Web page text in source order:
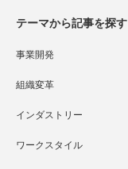
テーマから記事を探す
事業開発
組織変革
インダストリー
ワークスタイル